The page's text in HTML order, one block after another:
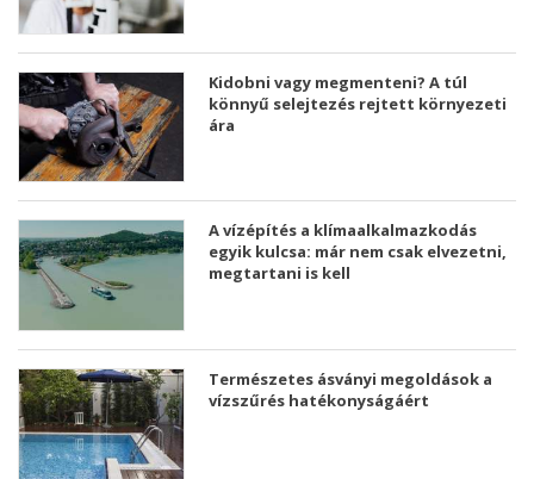
Kidobni vagy megmenteni? A túl
könnyű selejtezés rejtett környezeti
ára
A vízépítés a klímaalkalmazkodás
egyik kulcsa: már nem csak elvezetni,
megtartani is kell
Természetes ásványi megoldások a
vízszűrés hatékonyságáért